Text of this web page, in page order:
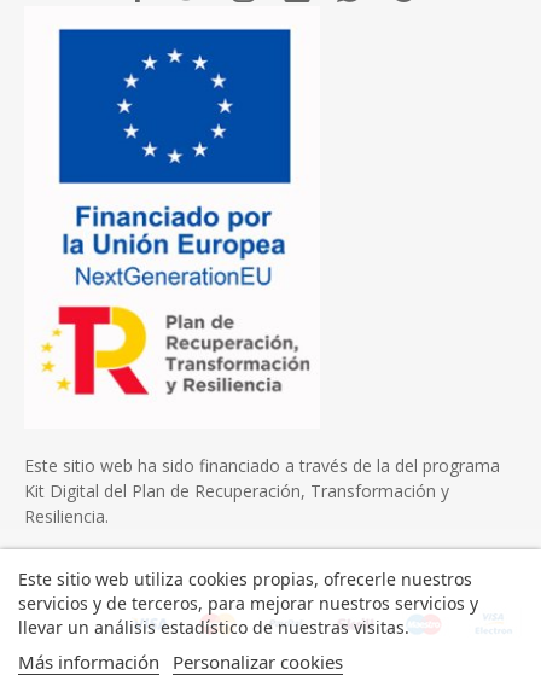
Este sitio web ha sido financiado a través de la del programa
Kit Digital del Plan de Recuperación, Transformación y
Resiliencia.
Este sitio web utiliza cookies propias, ofrecerle nuestros
servicios y de terceros, para mejorar nuestros servicios y
llevar un análisis estadístico de nuestras visitas.
Más información Personalizar cookies